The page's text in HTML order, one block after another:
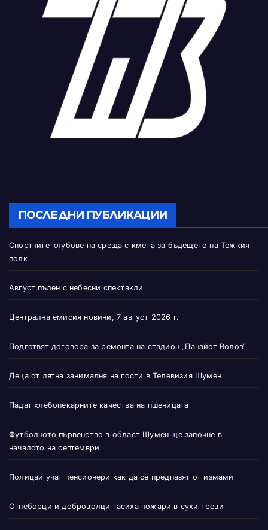
ПОСЛЕДНИ ПУБЛИКАЦИИ
Спортните клубове на среща с кмета за бъдещето на Тежкия
полк
Август пълен с небесни спектакли
Централна емисия новини, 7 август 2026 г.
Подготвят договора за ремонта на стадион „Панайот Волов“
Деца от лятна занималня на гости в Телевизия Шумен
Падат хлебопекарните качества на пшеницата
Футболното първенство в област Шумен ще започне в
началото на септември
Полицаи учат пенсионери как да се предпазят от измами
Огнеборци и доброволци гасиха пожари в сухи треви